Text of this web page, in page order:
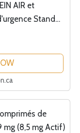
AIR et
Stand
de
(8,5 mg Actif)